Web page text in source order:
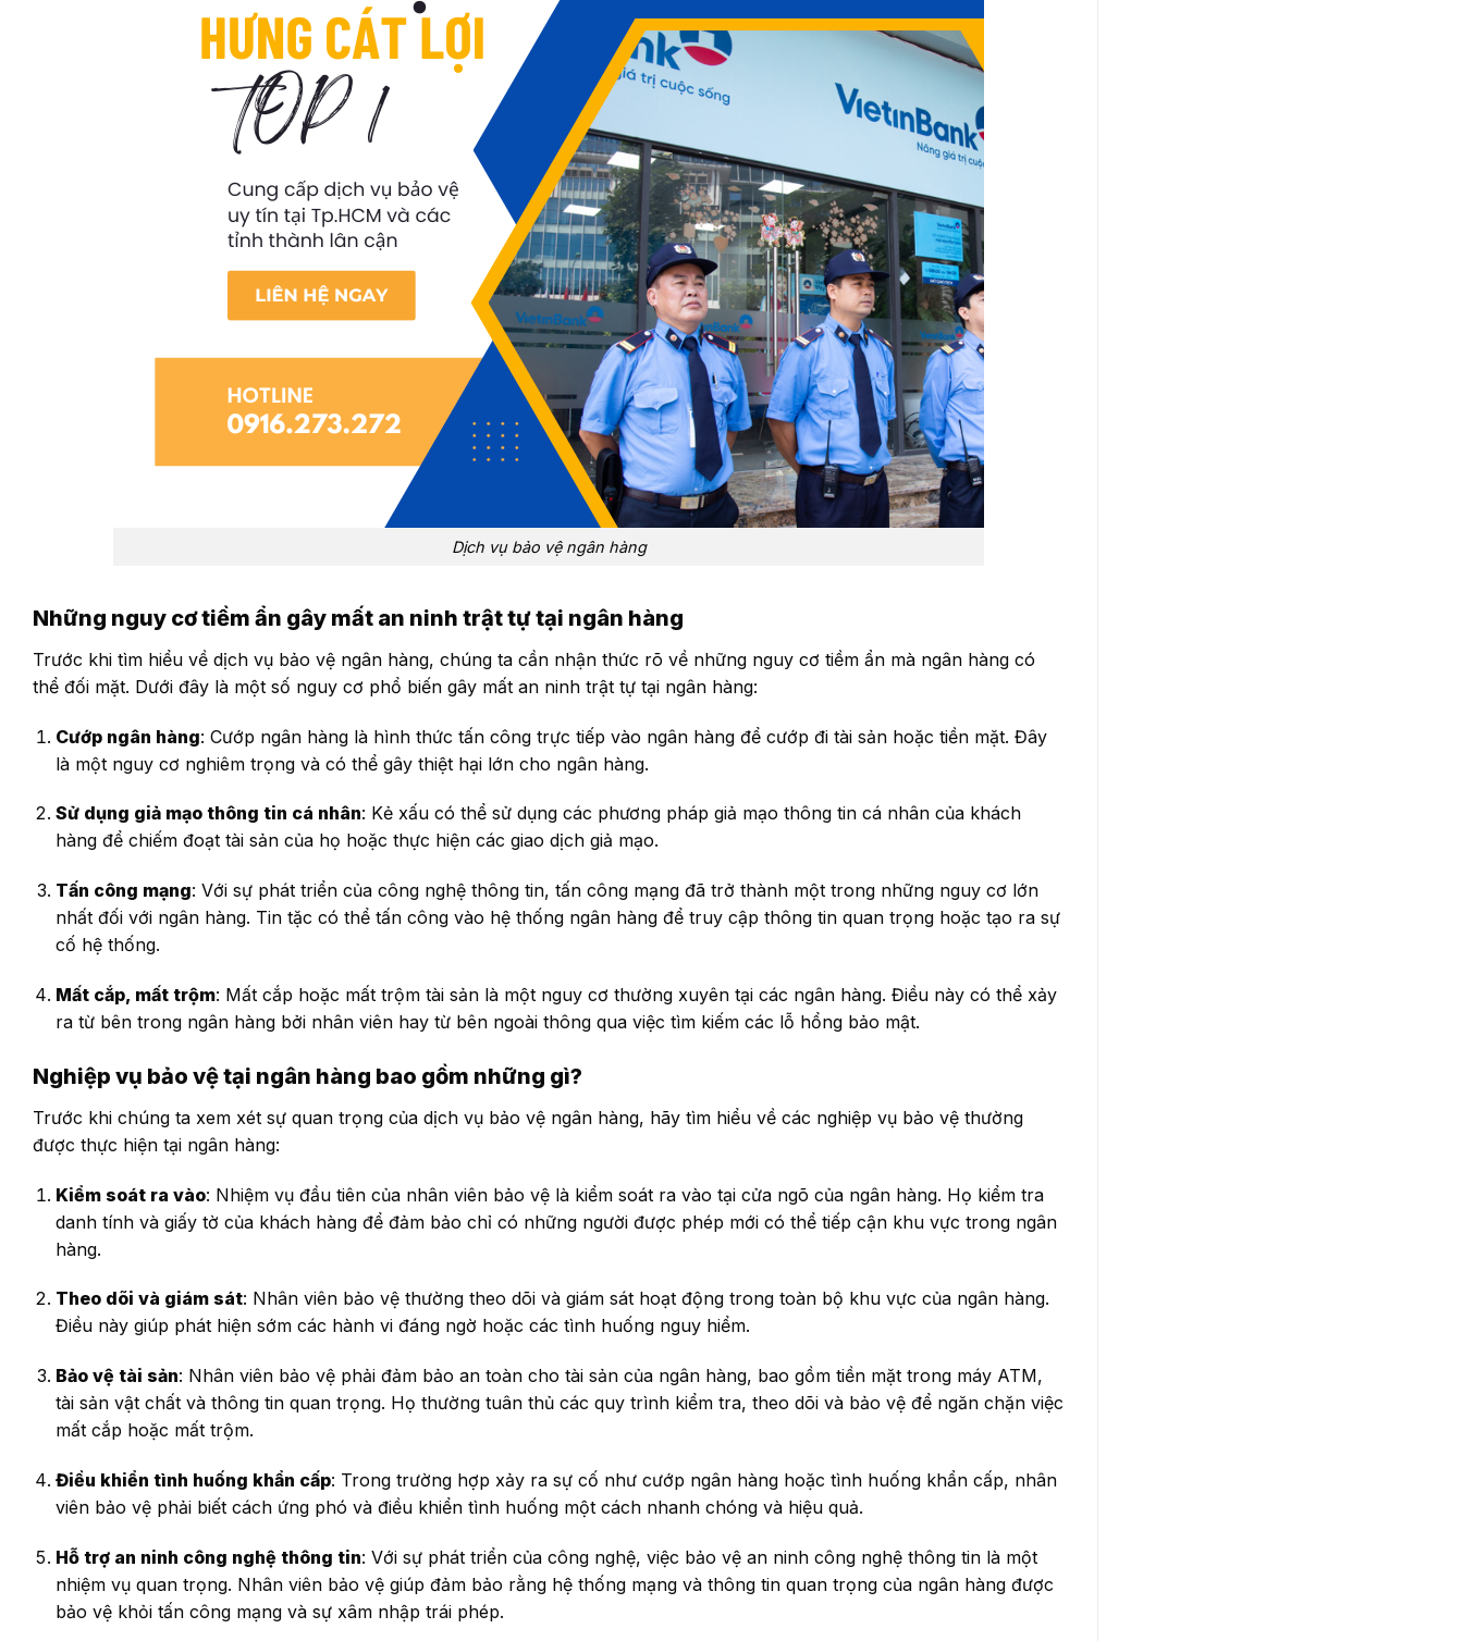
Dịch vụ bảo vệ ngân hàng
Những nguy cơ tiềm ẩn gây mất an ninh trật tự tại ngân hàng
Trước khi tìm hiểu về dịch vụ bảo vệ ngân hàng, chúng ta cần nhận thức rõ về những nguy cơ tiềm ẩn mà ngân hàng có
thể đối mặt. Dưới đây là một số nguy cơ phổ biến gây mất an ninh trật tự tại ngân hàng:
Cướp ngân hàng: Cướp ngân hàng là hình thức tấn công trực tiếp vào ngân hàng để cướp đi tài sản hoặc tiền mặt. Đây
là một nguy cơ nghiêm trọng và có thể gây thiệt hại lớn cho ngân hàng.
Sử dụng giả mạo thông tin cá nhân: Kẻ xấu có thể sử dụng các phương pháp giả mạo thông tin cá nhân của khách
hàng để chiếm đoạt tài sản của họ hoặc thực hiện các giao dịch giả mạo.
Tấn công mạng: Với sự phát triển của công nghệ thông tin, tấn công mạng đã trở thành một trong những nguy cơ lớn
nhất đối với ngân hàng. Tin tặc có thể tấn công vào hệ thống ngân hàng để truy cập thông tin quan trọng hoặc tạo ra sự
cố hệ thống.
Mất cắp, mất trộm: Mất cắp hoặc mất trộm tài sản là một nguy cơ thường xuyên tại các ngân hàng. Điều này có thể xảy
ra từ bên trong ngân hàng bởi nhân viên hay từ bên ngoài thông qua việc tìm kiếm các lỗ hổng bảo mật.
Nghiệp vụ bảo vệ tại ngân hàng bao gồm những gì?
Trước khi chúng ta xem xét sự quan trọng của dịch vụ bảo vệ ngân hàng, hãy tìm hiểu về các nghiệp vụ bảo vệ thường
được thực hiện tại ngân hàng:
Kiểm soát ra vào: Nhiệm vụ đầu tiên của nhân viên bảo vệ là kiểm soát ra vào tại cửa ngõ của ngân hàng. Họ kiểm tra
danh tính và giấy tờ của khách hàng để đảm bảo chỉ có những người được phép mới có thể tiếp cận khu vực trong ngân
hàng.
Theo dõi và giám sát: Nhân viên bảo vệ thường theo dõi và giám sát hoạt động trong toàn bộ khu vực của ngân hàng.
Điều này giúp phát hiện sớm các hành vi đáng ngờ hoặc các tình huống nguy hiểm.
Bảo vệ tài sản: Nhân viên bảo vệ phải đảm bảo an toàn cho tài sản của ngân hàng, bao gồm tiền mặt trong máy ATM,
tài sản vật chất và thông tin quan trọng. Họ thường tuân thủ các quy trình kiểm tra, theo dõi và bảo vệ để ngăn chặn việc
mất cắp hoặc mất trộm.
Điều khiển tình huống khẩn cấp: Trong trường hợp xảy ra sự cố như cướp ngân hàng hoặc tình huống khẩn cấp, nhân
viên bảo vệ phải biết cách ứng phó và điều khiển tình huống một cách nhanh chóng và hiệu quả.
Hỗ trợ an ninh công nghệ thông tin: Với sự phát triển của công nghệ, việc bảo vệ an ninh công nghệ thông tin là một
nhiệm vụ quan trọng. Nhân viên bảo vệ giúp đảm bảo rằng hệ thống mạng và thông tin quan trọng của ngân hàng được
bảo vệ khỏi tấn công mạng và sự xâm nhập trái phép.